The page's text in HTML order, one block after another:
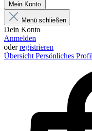
Mein Konto
Menü schließen
Dein Konto
Anmelden
oderregistrieren
Übersicht Persönliches Profil